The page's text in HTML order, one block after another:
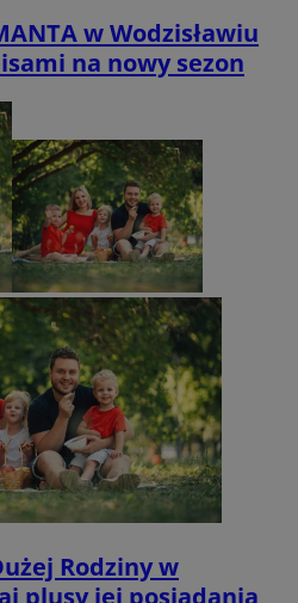
w Wodzisławiu
na nowy sezon
Rodziny w